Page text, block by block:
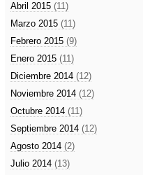
Abril 2015 (11)
Marzo 2015 (11)
Febrero 2015 (9)
Enero 2015 (11)
Diciembre 2014 (12)
Noviembre 2014 (12)
Octubre 2014 (11)
Septiembre 2014 (12)
Agosto 2014 (2)
Julio 2014 (13)